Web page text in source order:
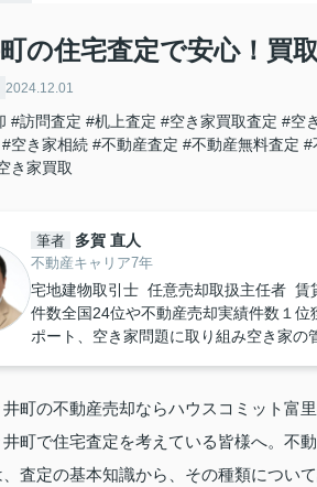
の住宅査定で安心！買
2024.12.01
#訪問査定 #机上査定 #空き家買取査定 #空
#空き家相続 #不動産査定 #不動産無料査定 #
き家買取
筆者 多賀 直人
不動産キャリア7年
宅地建物取引士 任意売却取扱主任者
件数全国24位や不動産売却実績件数１
ポート、空き家問題に取り組み空き家の
町の不動産売却ならハウスコミット富
町で住宅査定を考えている皆様へ。不
査定の基本知識から、その種類につい